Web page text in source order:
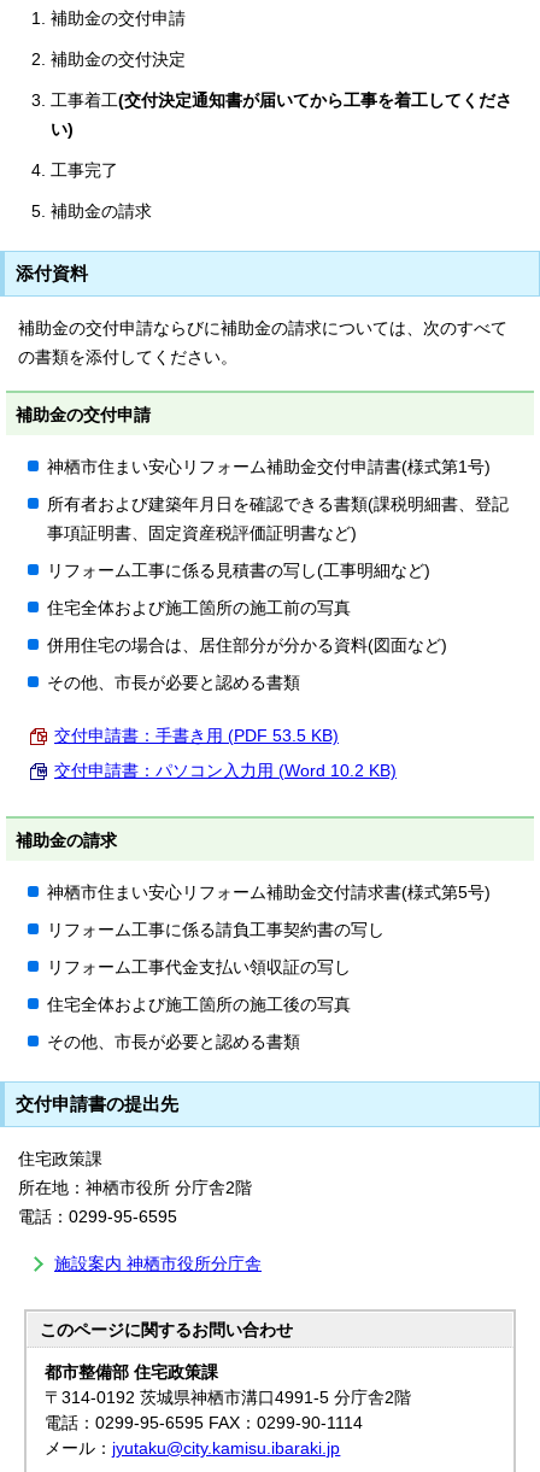
補助金の交付申請
補助金の交付決定
工事着工(交付決定通知書が届いてから工事を着工してくださ
い)
工事完了
補助金の請求
添付資料
補助金の交付申請ならびに補助金の請求については、次のすべて
の書類を添付してください。
補助金の交付申請
神栖市住まい安心リフォーム補助金交付申請書(様式第1号)
所有者および建築年月日を確認できる書類(課税明細書、登記
事項証明書、固定資産税評価証明書など)
リフォーム工事に係る見積書の写し(工事明細など)
住宅全体および施工箇所の施工前の写真
併用住宅の場合は、居住部分が分かる資料(図面など)
その他、市長が必要と認める書類
交付申請書：手書き用 (PDF 53.5 KB)
交付申請書：パソコン入力用 (Word 10.2 KB)
補助金の請求
神栖市住まい安心リフォーム補助金交付請求書(様式第5号)
リフォーム工事に係る請負工事契約書の写し
リフォーム工事代金支払い領収証の写し
住宅全体および施工箇所の施工後の写真
その他、市長が必要と認める書類
交付申請書の提出先
住宅政策課
所在地：神栖市役所 分庁舎2階
電話：0299-95-6595
施設案内 神栖市役所分庁舎
このページに関するお問い合わせ
都市整備部 住宅政策課
〒314-0192 茨城県神栖市溝口4991-5 分庁舎2階
電話：0299-95-6595 FAX：0299-90-1114
メール： jyutaku@city.kamisu.ibaraki.jp